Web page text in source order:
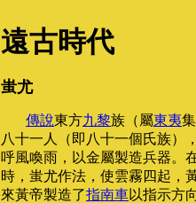
遠古時代
蚩尤
傳說東方九黎族（屬東夷
八十一人（即八十一個氏族）
呼風喚雨，以金屬製造兵器。
時，蚩尤作法，使雲霧四起，
來黃帝製造了指南車以指示方